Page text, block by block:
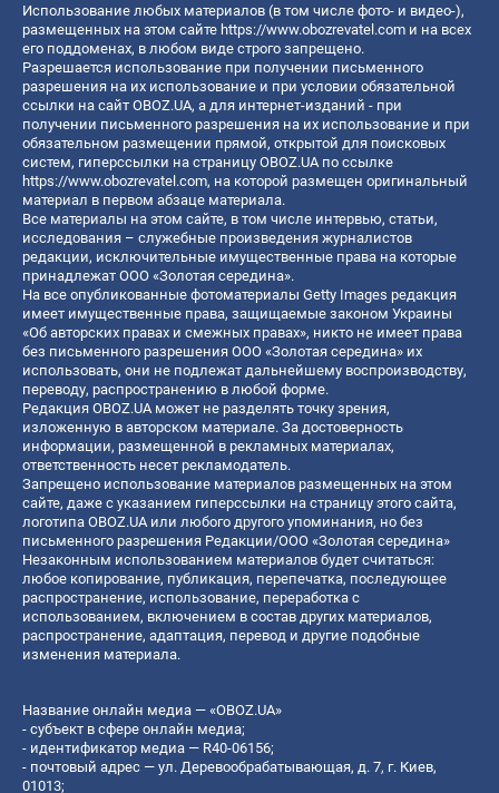
Использование любых материалов (в том числе фото- и видео-),
размещенных на этом сайте https://www.obozrevatel.com и на всех
его поддоменах, в любом виде строго запрещено.
Разрешается использование при получении письменного
разрешения на их использование и при условии обязательной
ссылки на сайт OBOZ.UA, а для интернет-изданий - при
получении письменного разрешения на их использование и при
обязательном размещении прямой, открытой для поисковых
систем, гиперссылки на страницу OBOZ.UA по ссылке
https://www.obozrevatel.com, на которой размещен оригинальный
материал в первом абзаце материала.
Все материалы на этом сайте, в том числе интервью, статьи,
исследования – служебные произведения журналистов
редакции, исключительные имущественные права на которые
принадлежат ООО «Золотая середина».
На все опубликованные фотоматериалы Getty Images редакция
имеет имущественные права, защищаемые законом Украины
«Об авторских правах и смежных правах», никто не имеет права
без письменного разрешения ООО «Золотая середина» их
использовать, они не подлежат дальнейшему воспроизводству,
переводу, распространению в любой форме.
Редакция OBOZ.UA может не разделять точку зрения,
изложенную в авторском материале. За достоверность
информации, размещенной в рекламных материалах,
ответственность несет рекламодатель.
Запрещено использование материалов размещенных на этом
сайте, даже с указанием гиперссылки на страницу этого сайта,
логотипа OBOZ.UA или любого другого упоминания, но без
письменного разрешения Редакции/ООО «Золотая середина»
Незаконным использованием материалов будет считаться:
любое копирование, публикация, перепечатка, последующее
распространение, использование, переработка с
использованием, включением в состав других материалов,
распространение, адаптация, перевод и другие подобные
изменения материала.
Название онлайн медиа — «OBOZ.UA»
- субъект в сфере онлайн медиа;
- идентификатор медиа — R40-06156;
- почтовый адрес — ул. Деревообрабатывающая, д. 7, г. Киев,
01013;